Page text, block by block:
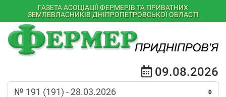
ГАЗЕТА АСОЦІАЦІЇ ФЕРМЕРІВ ТА ПРИВАТНИХ
ЗЕМЛЕВЛАСНИКІВ ДНІПРОПЕТРОВСЬКОЇ ОБЛАСТІ
09.08.2026